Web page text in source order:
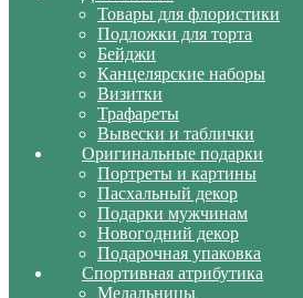
Товары для флористики
Подложки для торта
Бейджи
Канцелярские наборы
Визитки
Трафареты
Вывески и таблички
Оригинальные подарки
Портреты и картины
Пасхальный декор
Подарки мужчинам
Новогодний декор
Подарочная упаковка
Спортивная атрибутика
Медальницы